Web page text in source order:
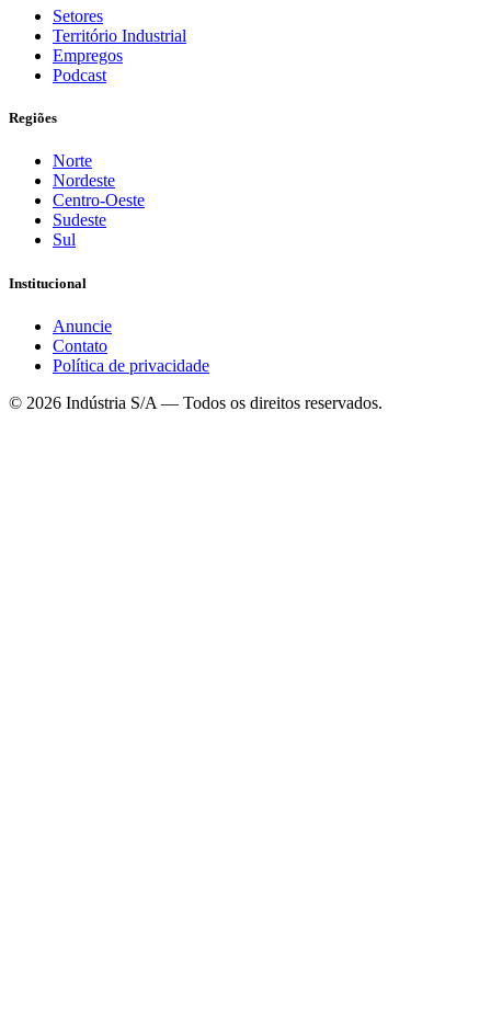
Setores
Território Industrial
Empregos
Podcast
Regiões
Norte
Nordeste
Centro-Oeste
Sudeste
Sul
Institucional
Anuncie
Contato
Política de privacidade
© 2026 Indústria S/A — Todos os direitos reservados.